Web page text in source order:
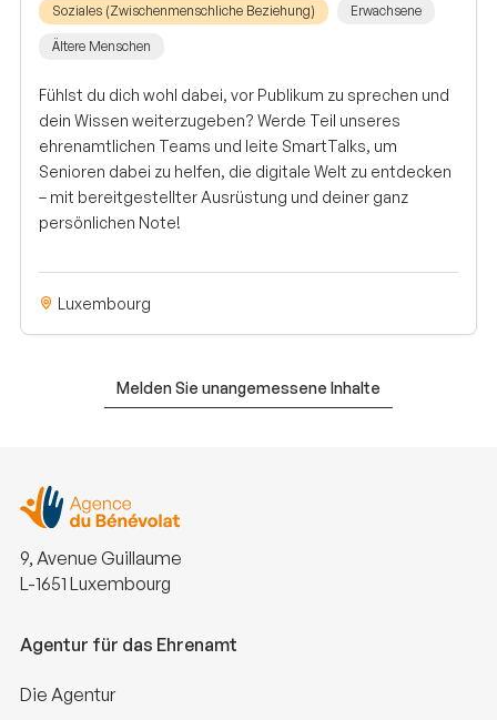
Soziales (Zwischenmenschliche Beziehung) Erwachsene
Ältere Menschen
Fühlst du dich wohl dabei, vor Publikum zu sprechen und
dein Wissen weiterzugeben? Werde Teil unseres
ehrenamtlichen Teams und leite SmartTalks, um
Senioren dabei zu helfen, die digitale Welt zu entdecken
– mit bereitgestellter Ausrüstung und deiner ganz
persönlichen Note!
Luxembourg
Melden Sie unangemessene Inhalte
9, Avenue Guillaume
L-1651 Luxembourg
Agentur für das Ehrenamt
Die Agentur